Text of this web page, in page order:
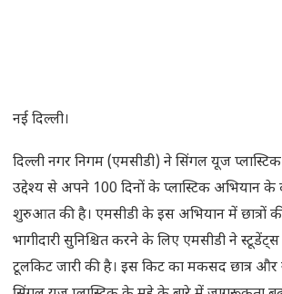
नई दिल्ली।
दिल्ली नगर निगम (एमसीडी) ने सिंगल यूज
उद्देश्य से अपने 100 दिनों के प्लास्टिक अभियान
शुरुआत की है। एमसीडी के इस अभियान में छात्रों
भागीदारी सुनिश्चित करने के लिए एमसीडी ने स्टूडेंट्स
टूलकिट जारी की है। इस किट का मकसद छात्र और